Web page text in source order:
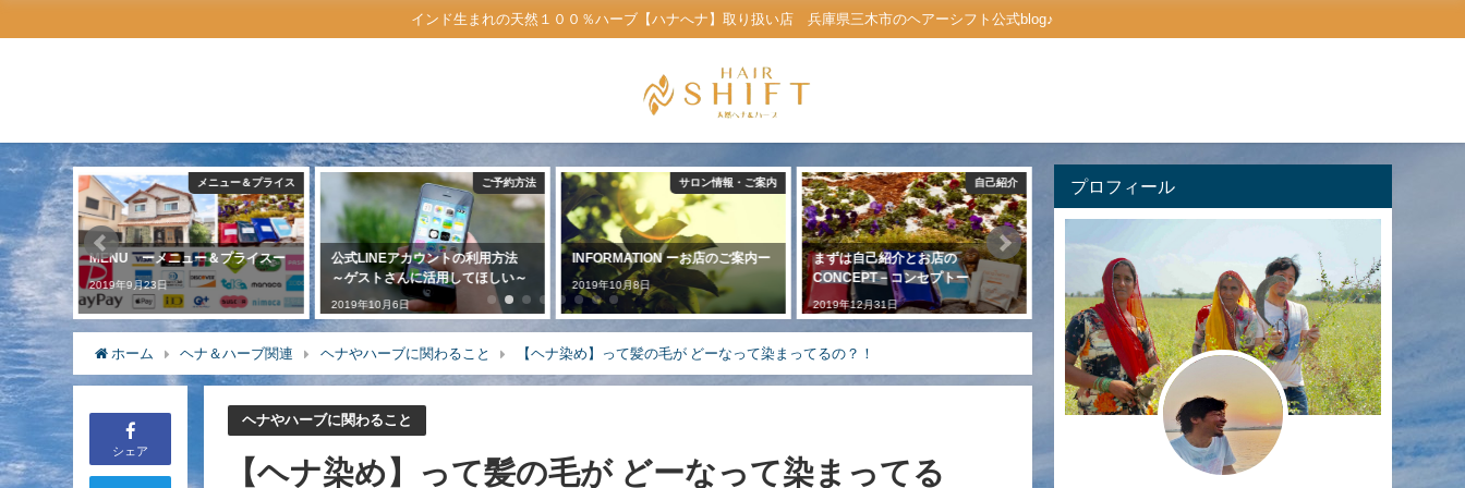
インド生まれの天然１００％ハーブ【ハナへナ】取り扱い店 兵庫県三木市のヘアーシフト公式blog♪
・道案内
アクセ
メニュー＆プライス
MENU ーメニュー＆プライスー
2019年9月23日
ご予約方法
公式LINEアカウントの利用方法
～ゲストさんに活用してほしい～
2019年10月6日
サロン情報・ご案内
INFORMATION ーお店のご案内ー
2019年10月8日
自己紹介
まずは自己紹介とお店の
CONCEPT－コンセプトー
2019年12月31日
はじめましてのゲストさんへご案
内 ーご予約方法のお知らせー
2019年10月5日
これから始めたい人へ届け♪
ヘナ染め】口コミまとめ ２
2021年7月3日
ホーム ヘナ＆ハーブ関連 ヘナやハーブに関わること 【ヘナ染め】って髪の毛が どーなって染まってるの？！
シェア
ヘナやハーブに関わること
【ヘナ染め】って髪の毛が どーなって染まってる
プロフィール